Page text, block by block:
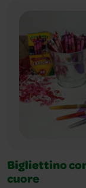
Bigliettino
cuore